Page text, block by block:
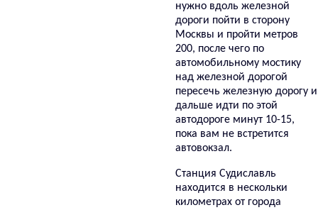
нужно вдоль железной
дороги пойти в сторону
Москвы и пройти метров
200, после чего по
автомобильному мостику
над железной дорогой
пересечь железную дорогу и
дальше идти по этой
автодороге минут 10-15,
пока вам не встретится
автовокзал.
Станция Судиславль
находится в нескольки
километрах от города